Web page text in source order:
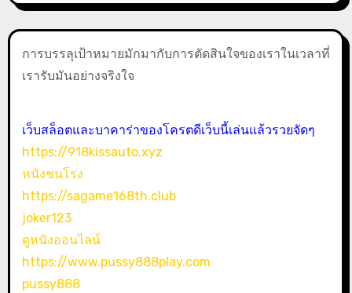
การบรรลุเป้าหมายมักมากับการตัดสินใจของเราในเวลาที่
เรารับมันอย่างจริงใจ
เว็บสล็อตและบาคาร่าของโครตดีเว็บนี้เล่นแล้วรวยจัดๆ
https://918kissauto.xyz
หนังชนโรง
https://sagame168th.club
joker123
ดูหนังออนไลน์
https://www.pussy888play.com
pussy888